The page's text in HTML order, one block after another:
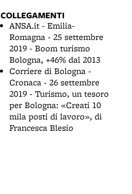
COLLEGAMENTI
ANSA.it - Emilia-
Romagna - 25 settembre
2019 - Boom turismo
Bologna, +46% dal 2013
Corriere di Bologna -
Cronaca - 26 settembre
2019 - Turismo, un tesoro
per Bologna: «Creati 10
mila posti di lavoro», di
Francesca Blesio